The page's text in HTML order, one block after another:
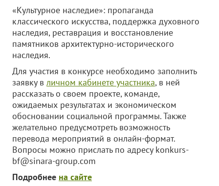
«Культурное наследие»: пропаганда
классического искусства, поддержка духовного
наследия, реставрация и восстановление
памятников архитектурно-исторического
наследия.
Для участия в конкурсе необходимо заполнить
заявку в личном кабинете участника, в ней
рассказать о своем проекте, команде,
ожидаемых результатах и экономическом
обосновании социальной программы. Также
желательно предусмотреть возможность
перевода мероприятий в онлайн-формат.
Вопросы можно прислать по адресу konkurs-
bf@sinara-group.com
Подробнее на сайте